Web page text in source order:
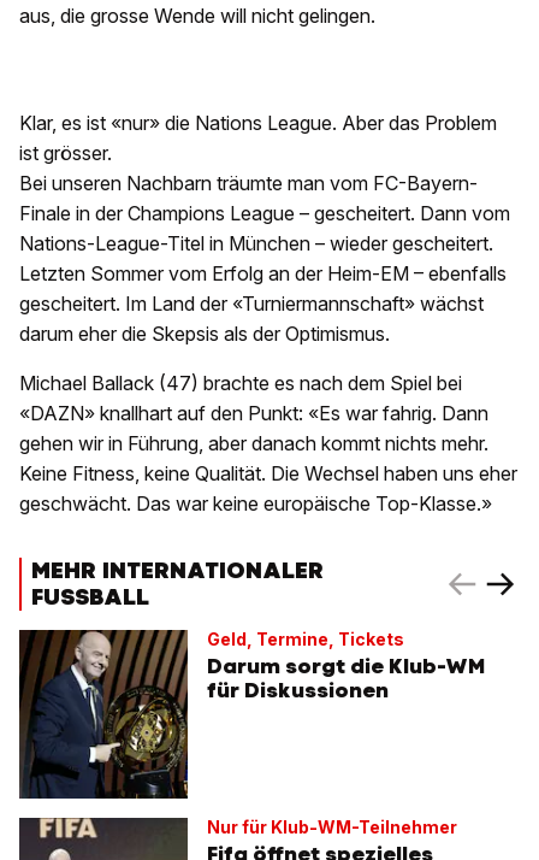
aus, die grosse Wende will nicht gelingen.
Klar, es ist «nur» die Nations League. Aber das Problem
ist grösser.
Bei unseren Nachbarn träumte man vom FC-Bayern-
Finale in der Champions League – gescheitert. Dann vom
Nations-League-Titel in München – wieder gescheitert.
Letzten Sommer vom Erfolg an der Heim-EM – ebenfalls
gescheitert. Im Land der «Turniermannschaft» wächst
darum eher die Skepsis als der Optimismus.
Michael Ballack (47) brachte es nach dem Spiel bei
«DAZN» knallhart auf den Punkt: «Es war fahrig. Dann
gehen wir in Führung, aber danach kommt nichts mehr.
Keine Fitness, keine Qualität. Die Wechsel haben uns eher
geschwächt. Das war keine europäische Top-Klasse.»
MEHR INTERNATIONALER
FUSSBALL
Geld, Termine, Tickets
Darum sorgt die Klub-WM
für Diskussionen
Nur für Klub-WM-Teilnehmer
Fifa öffnet spezielles